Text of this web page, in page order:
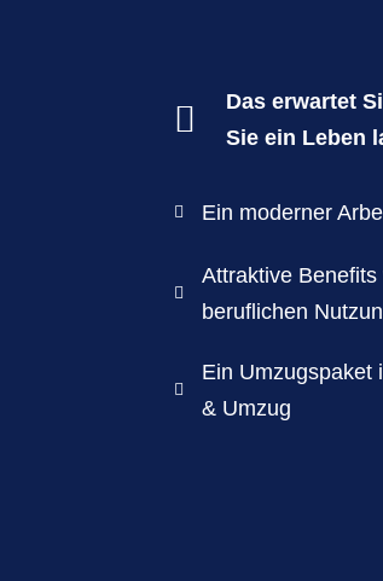

Das erwartet
Sie ein Leben
 Ein moderner

Attraktive
beruflichen

Ein Umzugspaket
& Umzug